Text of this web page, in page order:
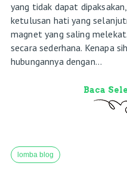
yang tidak dapat
ketulusan hati yang
magnet yang saling
secara sederhana. Kenapa
hubungannya dengan...
Baca
lomba blog